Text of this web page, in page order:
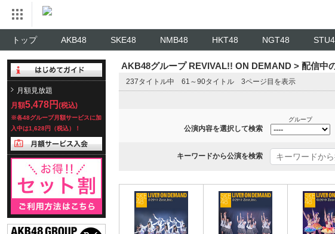
トップ AKB48 SKE48 NMB48 HKT48 NGT48
月額見放題
月額5,478円 (税込)
※各48グループ月額サービスに加
入中は1,628円（税込）！
AKB48グループ REVIVAL!! ON DEMAND > 配信中
237タイトル中 61～90タイトル 3ページ目を表示
公演内容を選択して検索
グループ
キーワードから公演を検索